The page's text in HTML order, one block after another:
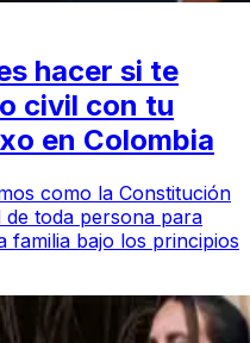
hacer si te
civil con tu
en Colombia
como la Constitución
toda persona para
familia bajo los principios